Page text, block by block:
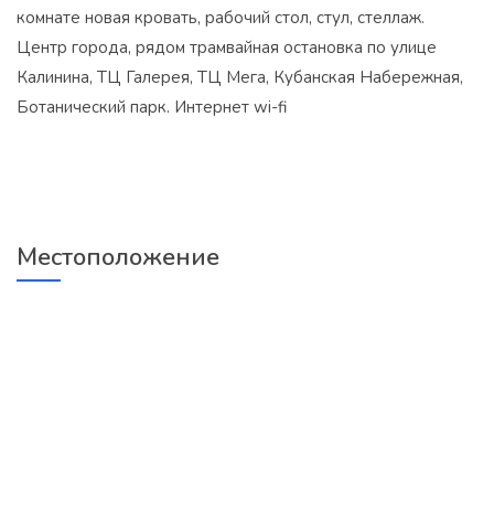
комнате новая кровать, рабочий стол, стул, стеллаж.
Центр города, рядом трамвайная остановка по улице
Калинина, ТЦ Галерея, ТЦ Мега, Кубанская Набережная,
Ботанический парк. Интернет wi-fi
Местоположение